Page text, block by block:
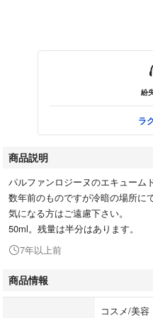
紛
ラ
商品説明
パルファンロジーヌのエキューム
数年前のものですが冷暗の場所に
気になる方はご遠慮下さい。
50ml。残量は半分はあります。
7年以上前
商品情報
コスメ/美容